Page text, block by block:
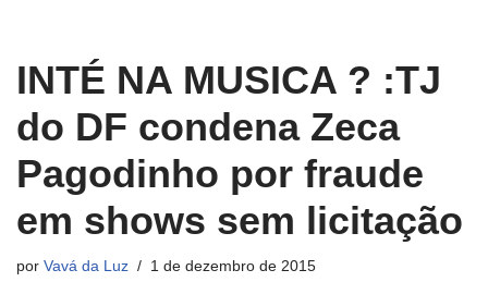
INTÉ NA MUSICA ? :TJ
do DF condena Zeca
Pagodinho por fraude
em shows sem licitação
por Vavá da Luz 1 de dezembro de 2015